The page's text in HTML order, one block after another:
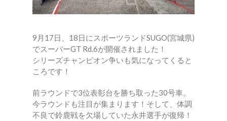
9月17日、18日にスポーツランドSUGO(宮城県)
でスーパーGT Rd.6が開催されました！
シリーズチャンピオン争いも気になってくると
ころです！
前ラウンドで3位表彰台を勝ち取った30号車。
今ラウンドも注目が集まります！そして、体調
不良で鈴鹿戦を欠場していた永井選手が復帰！